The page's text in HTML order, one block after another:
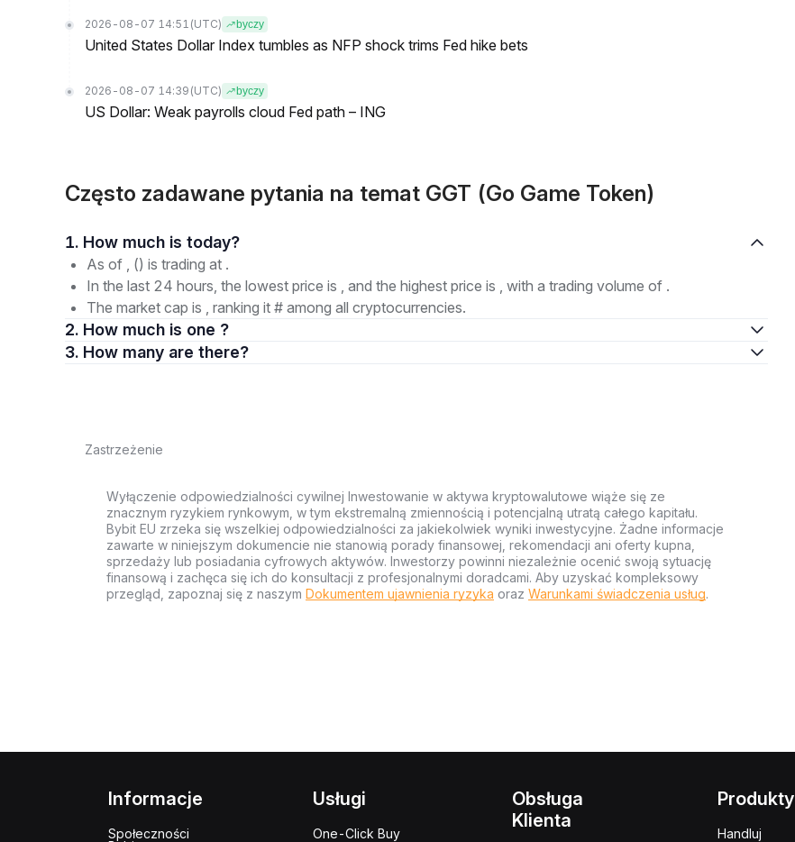
2026-08-07 14:51 (UTC) byczy
United States Dollar Index tumbles as NFP shock trims Fed hike bets
2026-08-07 14:39 (UTC) byczy
US Dollar: Weak payrolls cloud Fed path – ING
Często zadawane pytania na temat GGT (Go Game Token)
1. How much is today?
As of , () is trading at .
In the last 24 hours, the lowest price is , and the highest price is , with a trading volume of .
The market cap is , ranking it # among all cryptocurrencies.
2. How much is one ?
3. How many are there?
Zastrzeżenie
Wyłączenie odpowiedzialności cywilnej Inwestowanie w aktywa kryptowalutowe wiąże się ze
znacznym ryzykiem rynkowym, w tym ekstremalną zmiennością i potencjalną utratą całego kapitału.
Bybit EU zrzeka się wszelkiej odpowiedzialności za jakiekolwiek wyniki inwestycyjne. Żadne informacje
zawarte w niniejszym dokumencie nie stanowią porady finansowej, rekomendacji ani oferty kupna,
sprzedaży lub posiadania cyfrowych aktywów. Inwestorzy powinni niezależnie ocenić swoją sytuację
finansową i zachęca się ich do konsultacji z profesjonalnymi doradcami. Aby uzyskać kompleksowy
przegląd, zapoznaj się z naszym Dokumentem ujawnienia ryzyka oraz Warunkami świadczenia usług.
Informacje
Społeczności
Usługi
One-Click Buy
Obsługa
Klienta
Produkty
Handluj